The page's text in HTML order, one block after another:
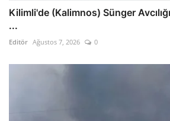
Kilimli'de (Kalimnos) Sünger
...
Editör Ağustos 7, 2026 0